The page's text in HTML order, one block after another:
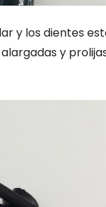
y los dientes
y